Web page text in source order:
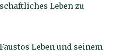
Leben zu
Leben und seinem